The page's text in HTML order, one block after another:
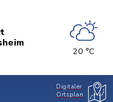
20 °C
Digitaler
Ortsplan